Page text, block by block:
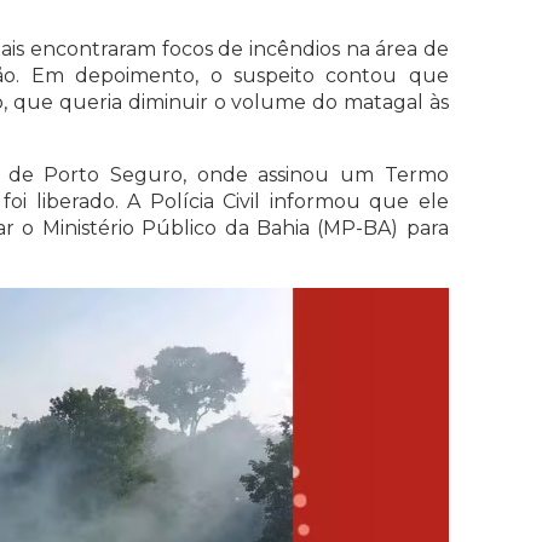
encontraram focos de incêndios na área de
Em depoimento, o suspeito contou que
que queria diminuir o volume do matagal às
Porto Seguro, onde assinou um Termo
liberado. A Polícia Civil informou que ele
o Ministério Público da Bahia (MP-BA) para